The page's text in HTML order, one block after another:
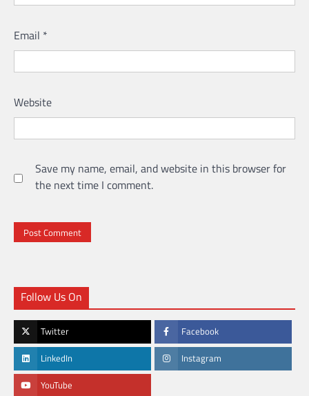
Email *
Website
Save my name, email, and website in this browser for
the next time I comment.
Follow Us On
Twitter Facebook
LinkedIn Instagram
YouTube